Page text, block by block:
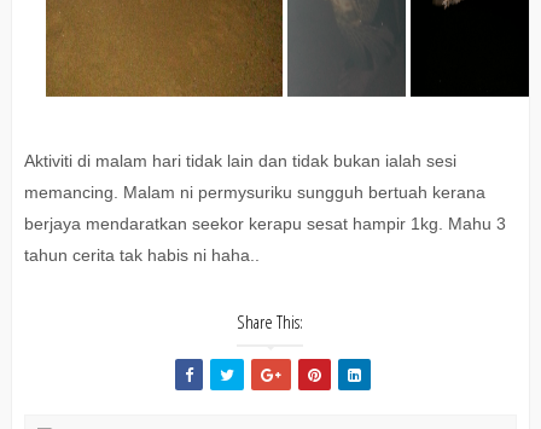
Aktiviti di malam hari tidak lain dan tidak bukan ialah sesi
memancing. Malam ni permysuriku sungguh bertuah kerana
berjaya mendaratkan seekor kerapu sesat hampir 1kg. Mahu 3
tahun cerita tak habis ni haha..
Share This: